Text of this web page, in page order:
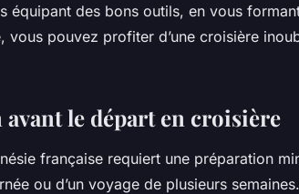
équipant des bons outils, en vous
vous pouvez profiter d’une croisière
le départ en croisière
française requiert une préparation
ou d’un voyage de plusieurs